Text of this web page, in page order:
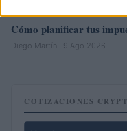
Cómo planificar tus
Diego Martín · 9 Ago 2026
COTIZACIONES